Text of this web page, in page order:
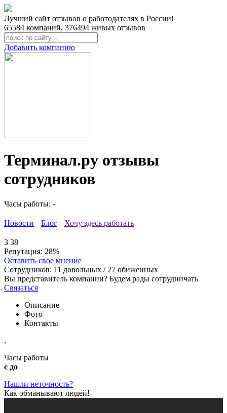
Лучший сайт отзывов о работодателях в России!
65584 компаний, 376494 живых отзывов
Добавить компанию
Терминал.ру отзывы
сотрудников
Часы работы: -
Новости Блог Хочу здесь работать
3 38
Репутация: 28%
Оставить свое мнение
Сотрудников: 11 довольных / 27 обиженных
Вы представитель компании? Будем рады сотрудничать
Связаться
Описание
Фото
Контакты
,
Часы работы
с до
Нашли неточность?
Как обманывают людей!